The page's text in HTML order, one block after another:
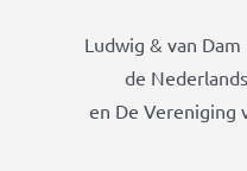
Ludwig & van
de
en De Vereniging